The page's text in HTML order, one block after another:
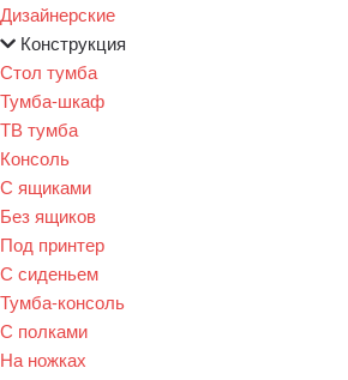
Дизайнерские
Конструкция
Стол тумба
Тумба-шкаф
ТВ тумба
Консоль
С ящиками
Без ящиков
Под принтер
С сиденьем
Тумба-консоль
С полками
На ножках